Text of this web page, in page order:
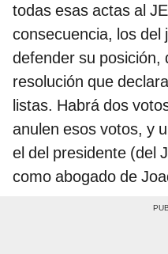
todas esas actas al
consecuencia, los del
defender su posición,
resolución que
listas. Habrá dos
anulen esos votos, y
el del presidente (del
como abogado de